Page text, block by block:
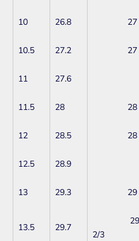
10 26.8
10.5 27.2
11 27.6
11.5 28
12 28.5
12.5 28.9
13 29.3
13.5 29.7
2/3